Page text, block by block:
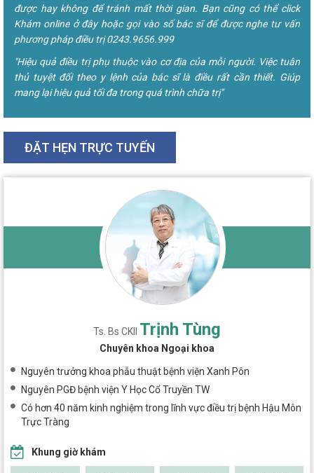
được hay không để tránh mất thời gian. Bạn cũng có thể click
Khám online ở đây hoặc gọi vào số bác sĩ để được nghe tư vấn
phương pháp điều trị 0243.9656.999
"Hiệu quả điều trị phụ thuộc vào cơ địa của mỗi người. Việc tuân
thủ tuyệt đối theo y lệnh của bác sĩ là điều rất cần thiết. Giúp
mang lại hiệu quả tối đa trong quá trình chữa trị"
ĐẶT HẸN TRỰC TUYẾN
Ts. Bs CKII Trịnh Tùng
Chuyên khoa Ngoại khoa
Nguyên trưởng khoa phẫu thuật bệnh viện Xanh Pôn
Nguyên PGĐ bệnh viện Y Học Cổ Truyền TW
Có hơn 40 năm kinh nghiệm trong lĩnh vực điều trị bệnh Hậu Môn
Trực Tràng
Khung giờ khám